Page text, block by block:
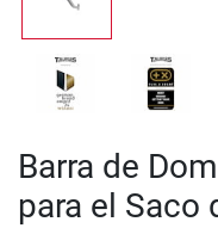
Barra de
para el Saco